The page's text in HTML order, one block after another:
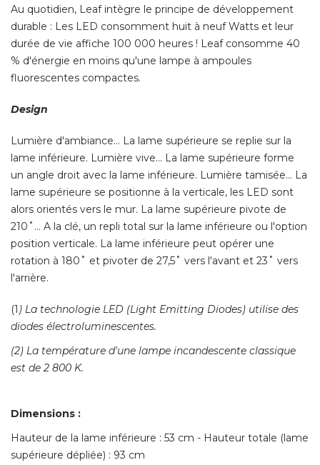
Au quotidien, Leaf intègre le principe de développement
durable : Les LED consomment huit à neuf Watts et leur
durée de vie affiche 100 000 heures ! Leaf consomme 40
% d'énergie en moins qu'une lampe à ampoules
fluorescentes compactes.
Design
Lumière d'ambiance… La lame supérieure se replie sur la
lame inférieure. Lumière vive… La lame supérieure forme
un angle droit avec la lame inférieure. Lumière tamisée… La
lame supérieure se positionne à la verticale, les LED sont
alors orientés vers le mur. La lame supérieure pivote de
210˚… A la clé, un repli total sur la lame inférieure ou l'option
position verticale. La lame inférieure peut opérer une
rotation à 180˚ et pivoter de 27,5˚ vers l'avant et 23˚ vers
l'arrière.
(1) La technologie LED (Light Emitting Diodes) utilise des
diodes électroluminescentes.
(2) La température d'une lampe incandescente classique
est de 2 800 K.
Dimensions :
Hauteur de la lame inférieure : 53 cm - Hauteur totale (lame
supérieure dépliée) : 93 cm